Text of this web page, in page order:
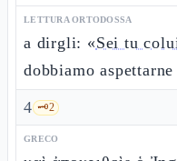
LETTURA ORTODOSSA
a dirgli: «Sei tu
dobbiamo
4 🗝️2
GRECO